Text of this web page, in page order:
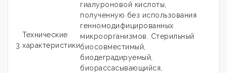
3
Технические
характеристики
гиалуроновой кислоты,
полученную без использования
генномодифицированных
микроорганизмов. Стерильный
биосовместимый,
биодеградируемый,
биорассасывающийся,